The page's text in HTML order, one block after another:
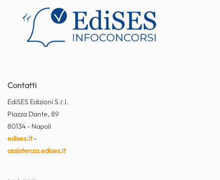
Contatti
EdiSES Edizioni S.r.l.
Piazza Dante, 89
80134 - Napoli
edises.it-
assistenza.edises.it